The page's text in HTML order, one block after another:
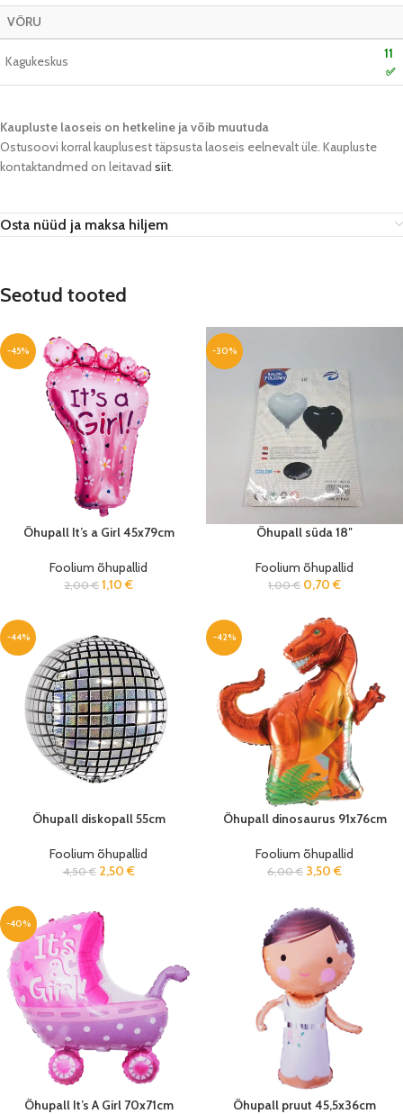
VÕRU
Kagukeskus 11
✅
Kaupluste laoseis on hetkeline ja võib muutuda​
Ostusoovi korral kauplusest täpsusta laoseis eelnevalt üle. Kaupluste
kontaktandmed on leitavad siit.
Osta nüüd ja maksa hiljem
Seotud tooted
-45%
Õhupall It’s a Girl 45x79cm
Foolium õhupallid
2,00€ 1,10 €
-30%
Õhupall süda 18″
Foolium õhupallid
1,00€ 0,70 €
-44%
Õhupall diskopall 55cm
Foolium õhupallid
4,50€ 2,50 €
-42%
Õhupall dinosaurus 91x76cm
Foolium õhupallid
6,00€ 3,50 €
-40%
Õhupall It’s A Girl 70x71cm Õhupall pruut 45,5x36cm